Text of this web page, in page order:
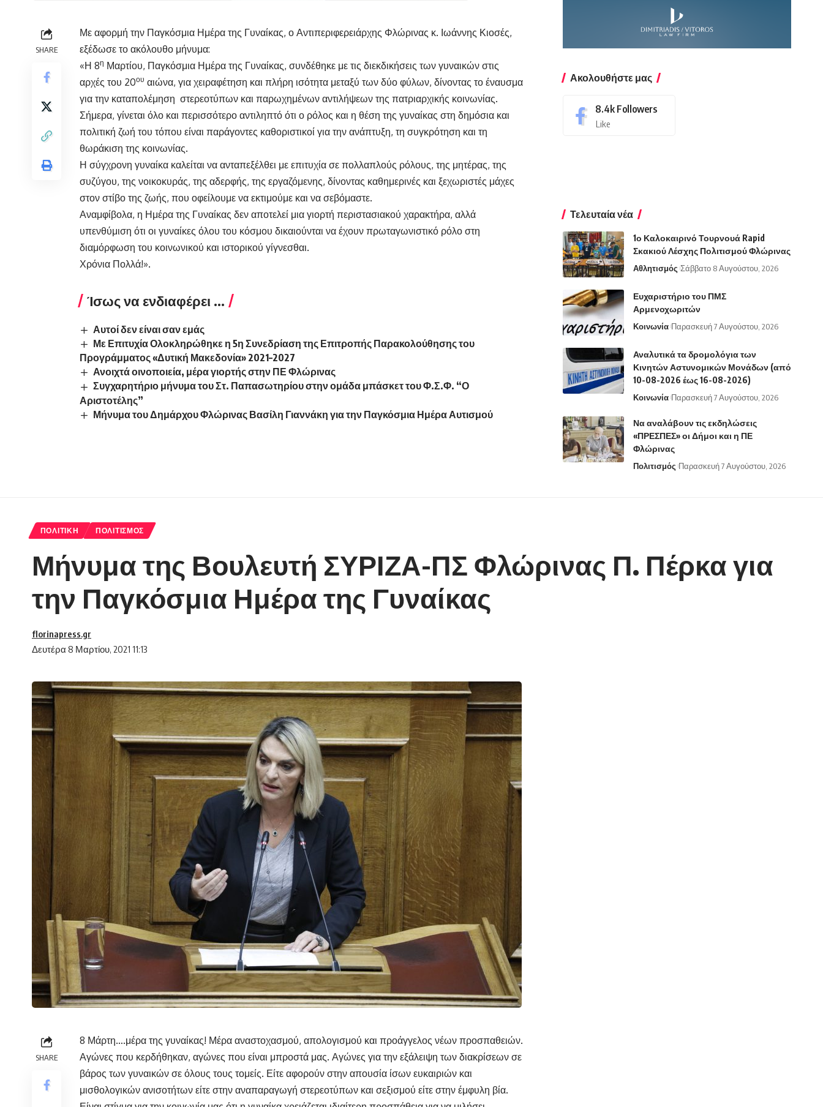
SHARE
Με αφορμή την Παγκόσμια Ημέρα της Γυναίκας, ο Αντιπεριφερειάρχης Φλώρινας κ. Ιωάννης Κιοσές,
εξέδωσε το ακόλουθο μήνυμα:
«Η 8η Μαρτίου, Παγκόσμια Ημέρα της Γυναίκας, συνδέθηκε με τις διεκδικήσεις των γυναικών στις
αρχές του 20ου αιώνα, για χειραφέτηση και πλήρη ισότητα μεταξύ των δύο φύλων, δίνοντας το έναυσμα
για την καταπολέμηση στερεοτύπων και παρωχημένων αντιλήψεων της πατριαρχικής κοινωνίας.
Σήμερα, γίνεται όλο και περισσότερο αντιληπτό ότι ο ρόλος και η θέση της γυναίκας στη δημόσια και
πολιτική ζωή του τόπου είναι παράγοντες καθοριστικοί για την ανάπτυξη, τη συγκρότηση και τη
θωράκιση της κοινωνίας.
Η σύγχρονη γυναίκα καλείται να ανταπεξέλθει με επιτυχία σε πολλαπλούς ρόλους, της μητέρας, της
συζύγου, της νοικοκυράς, της αδερφής, της εργαζόμενης, δίνοντας καθημερινές και ξεχωριστές μάχες
στον στίβο της ζωής, που οφείλουμε να εκτιμούμε και να σεβόμαστε.
Αναμφίβολα, η Ημέρα της Γυναίκας δεν αποτελεί μια γιορτή περιστασιακού χαρακτήρα, αλλά
υπενθύμιση ότι οι γυναίκες όλου του κόσμου δικαιούνται να έχουν πρωταγωνιστικό ρόλο στη
διαμόρφωση του κοινωνικού και ιστορικού γίγνεσθαι.
Χρόνια Πολλά!».
Ίσως να ενδιαφέρει ...
Αυτοί δεν είναι σαν εμάς
Με Επιτυχία Ολοκληρώθηκε η 5η Συνεδρίαση της Επιτροπής Παρακολούθησης του
Προγράμματος «Δυτική Μακεδονία» 2021–2027
Ανοιχτά οινοποιεία, μέρα γιορτής στην ΠΕ Φλώρινας
Συγχαρητήριο μήνυμα του Στ. Παπασωτηρίου στην ομάδα μπάσκετ του Φ.Σ.Φ. “Ο
Αριστοτέλης”
Μήνυμα του Δημάρχου Φλώρινας Βασίλη Γιαννάκη για την Παγκόσμια Ημέρα Αυτισμού
Ακολουθήστε μας
8.4k Followers
Like
Τελευταία νέα
1ο Καλοκαιρινό Τουρνουά Rapid
Σκακιού Λέσχης Πολιτισμού Φλώρινας
Αθλητισμός Σάββατο 8 Αυγούστου, 2026
Ευχαριστήριο του ΠΜΣ
Αρμενοχωριτών
Κοινωνία Παρασκευή 7 Αυγούστου, 2026
Αναλυτικά τα δρομολόγια των
Κινητών Αστυνομικών Μονάδων (από
10-08-2026 έως 16-08-2026)
Κοινωνία Παρασκευή 7 Αυγούστου, 2026
Να αναλάβουν τις εκδηλώσεις
«ΠΡΕΣΠΕΣ» οι Δήμοι και η ΠΕ
Φλώρινας
Πολιτισμός Παρασκευή 7 Αυγούστου, 2026
ΠΟΛΙΤΙΚΉ ΠΟΛΙΤΙΣΜΌΣ
Μήνυμα της Βουλευτή ΣΥΡΙΖΑ-ΠΣ Φλώρινας Π. Πέρκα για
την Παγκόσμια Ημέρα της Γυναίκας
Δευτέρα 8 Μαρτίου, 2021 11:13
florinapress.gr
SHARE
8 Μάρτη….μέρα της γυναίκας! Μέρα αναστοχασμού, απολογισμού και προάγγελος νέων προσπαθειών.
Αγώνες που κερδήθηκαν, αγώνες που είναι μπροστά μας. Αγώνες για την εξάλειψη των διακρίσεων σε
βάρος των γυναικών σε όλους τους τομείς. Είτε αφορούν στην απουσία ίσων ευκαιριών και
μισθολογικών ανισοτήτων είτε στην αναπαραγωγή στερεοτύπων και σεξισμού είτε στην έμφυλη βία.